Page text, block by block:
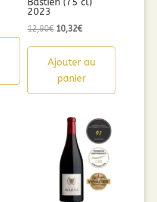
2023
12,90€ Le
initial
était :
10,32€Le
actuel
est :
Ajouter au
panier